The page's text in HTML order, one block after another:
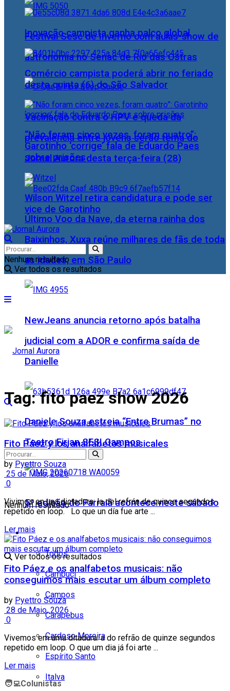
Festival Sesc de Inverno com aulas-show de
astronomia no Senac de Rio das Ostras
Vacinação contra o HPV e queda da
prevalência entre jovens serão tema do
Jornal Aurora desta terça-feira (28)
Último Voo da Nave, da eterna rainha dos
Baixinhos, Xuxa reúne milhares de fãs de toda
as idades, em São Paulo
NewJeans anuncia retorno após batalha
judicial com a ADOR e confirma saída de
Danielle
Daniele Souza estreia “Entre Brumas” no
Teatro Firjan SESI Campos
5ª edição do Farraiá acontece neste sábado
Cidades
Todos
Cambuci
Campos
Carapebus
Cardoso Moreira
Espírito Santo
Italva
Inovação campista ganha palco global
Comércio campista poderá abrir no feriado
desta quinta (6) do São Salvador
“Não foram cinco vezes, foram quatro”:
Garotinho ‘corrige’ fala de Eduardo Paes
sobre prisões
Wilson Witzel retira candidatura e pode ser
vice de Garotinho
Nenhum resultado
Ver todos os resultados
Nenhum resultado
Ver todos os resultados
Tag:fito paez show 2026
Fito Páez y los analfabetos musicales
by Pyettro Souza
25 de Maio, 2026
0
Vivimos en una dictadura: la del refrán de quince segundos
repetido en loop. Lo que un día fue arte ...
Ler mais
Fito Páez e os analfabetos musicais: não
conseguimos mais escutar um álbum completo
by Pyettro Souza
28 de Maio, 2026
0
Vivemos em uma ditadura: a do refrão de quinze segundos
repetido em loop. O que um dia já foi arte ...
Ler mais
🧑‍💻Colunistas